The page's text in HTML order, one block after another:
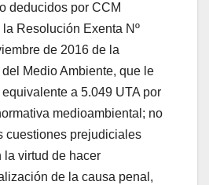
deducidos por CCM
Resolución Exenta Nº
de 2016 de la
Medio Ambiente, que le
a 5.049 UTA por
medioambiental; no
cuestiones prejudiciales
virtud de hacer
de la causa penal,